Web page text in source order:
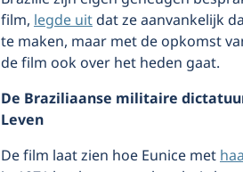
film,legde uitdat ze aanvankelijk
te maken, maar met de opkomst
de film ook over het heden gaat.
De Braziliaanse militaire
Leven
De film laat zien hoe Eunice met